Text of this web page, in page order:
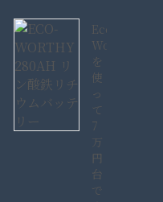
Eco-
Worthy280AH
を
使
っ
て
7
万
円
台
で